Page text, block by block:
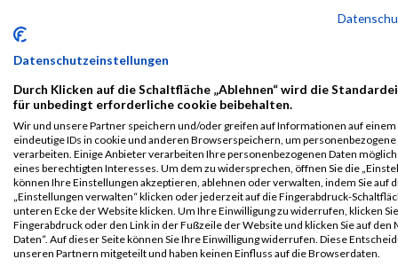
mixed
B2Run Berlin 2508
B2Run Berlin
männlich
2508 Tom Gensicke 0000 GER Capgemini
B2Run Berlin
Teamwertung
mixed
2508 Tom Gensicke 0000 GER Capgemini
Legende:
GPos = Geschlechter Position, KPos = Kategorie Position, TPos =
Datenschutzeinstellungen
Durch Klicken auf die Schaltfläche „Ablehnen“ wird die
für unbedingt erforderliche cookie beibehalten.
Wir und unsere Partner speichern und/oder greifen auf Informationen auf einem
eindeutige IDs in cookie und anderen Browserspeichern, um personenbezogene
verarbeiten. Einige Anbieter verarbeiten Ihre personenbezogenen Daten
eines berechtigten Interesses. Um dem zu widersprechen, öffnen Sie die
können Ihre Einstellungen akzeptieren, ablehnen oder verwalten, indem Sie auf
„Einstellungen verwalten“ klicken oder jederzeit auf die Fingerabdruck-
unteren Ecke der Website klicken. Um Ihre Einwilligung zu widerrufen, klicken
Fingerabdruck oder den Link in der Fußzeile der Website und klicken Sie auf den
Daten“. Auf dieser Seite können Sie Ihre Einwilligung widerrufen. Diese
unseren Partnern mitgeteilt und haben keinen Einfluss auf die Browserdaten.